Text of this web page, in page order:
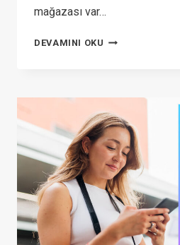
mağazası var…
DEVAMINI OKU SHEIN
BU
POPÜLER
ÇEVRIMIÇI
PERAKENDECI
HAKKINDAKI
GERÇEK